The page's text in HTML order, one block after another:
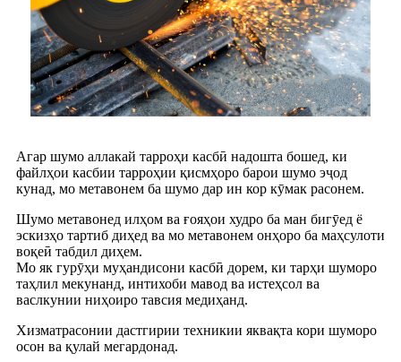
Агар шумо аллакай тарроҳи касбӣ надошта бошед, ки
файлҳои касбии тарроҳии қисмҳоро барои шумо эҷод
кунад, мо метавонем ба шумо дар ин кор кӯмак расонем.
Шумо метавонед илҳом ва ғояҳои худро ба ман бигӯед ё
эскизҳо тартиб диҳед ва мо метавонем онҳоро ба маҳсулоти
воқеӣ табдил диҳем.
Мо як гурӯҳи муҳандисони касбӣ дорем, ки тарҳи шуморо
таҳлил мекунанд, интихоби мавод ва истеҳсол ва
васлкунии ниҳоиро тавсия медиҳанд.
Хизматрасонии дастгирии техникии яквақта кори шуморо
осон ва қулай мегардонад.